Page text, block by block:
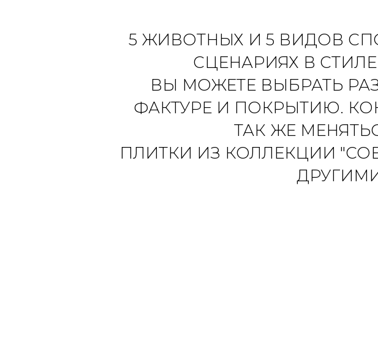
5 ЖИВОТНЫХ И 5 ВИДОВ
СЦЕНАРИЯХ В
ВЫ МОЖЕТЕ ВЫБРАТЬ
ФАКТУРЕ И ПОКРЫТИЮ.
ТАК ЖЕ
ПЛИТКИ ИЗ КОЛЛЕКЦИИ